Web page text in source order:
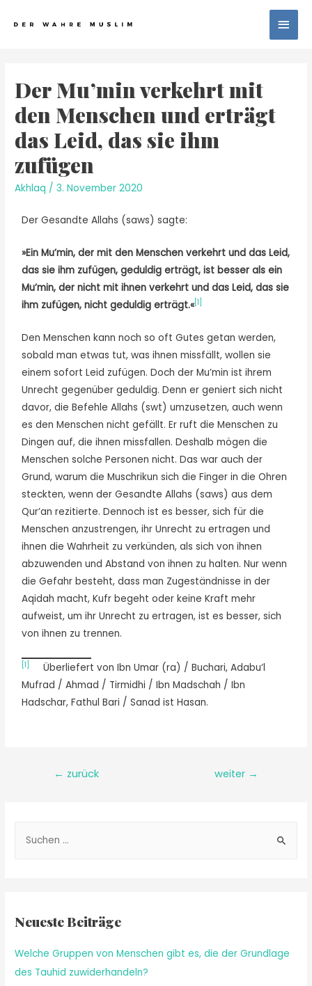
Der Mu’min verkehrt mit
den Menschen und erträgt
das Leid, das sie ihm
zufügen
Akhlaq /3. November 2020
Der Gesandte Allahs (saws) sagte:
»Ein Mu’min, der mit den Menschen verkehrt und das Leid,
das sie ihm zufügen, geduldig erträgt, ist besser als ein
Mu’min, der nicht mit ihnen verkehrt und das Leid, das sie
ihm zufügen, nicht geduldig erträgt.«[1]
Den Menschen kann noch so oft Gutes getan werden,
sobald man etwas tut, was ihnen missfällt, wollen sie
einem sofort Leid zufügen. Doch der Mu’min ist ihrem
Unrecht gegenüber geduldig. Denn er geniert sich nicht
davor, die Befehle Allahs (swt) umzusetzen, auch wenn
es den Menschen nicht gefällt. Er ruft die Menschen zu
Dingen auf, die ihnen missfallen. Deshalb mögen die
Menschen solche Personen nicht. Das war auch der
Grund, warum die Muschrikun sich die Finger in die Ohren
steckten, wenn der Gesandte Allahs (saws) aus dem
Qur’an rezitierte. Dennoch ist es besser, sich für die
Menschen anzustrengen, ihr Unrecht zu ertragen und
ihnen die Wahrheit zu verkünden, als sich von ihnen
abzuwenden und Abstand von ihnen zu halten. Nur wenn
die Gefahr besteht, dass man Zugeständnisse in der
Aqidah macht, Kufr begeht oder keine Kraft mehr
aufweist, um ihr Unrecht zu ertragen, ist es besser, sich
von ihnen zu trennen.
[1]
Überliefert von Ibn Umar (ra) / Buchari, Adabu‘l
Mufrad / Ahmad / Tirmidhi / Ibn Madschah / Ibn
Hadschar, Fathul Bari / Sanad ist Hasan.
← zurück weiter →
Neueste Beiträge
Welche Gruppen von Menschen gibt es, die der Grundlage
des Tauhid zuwiderhandeln?